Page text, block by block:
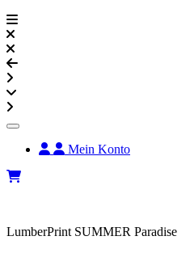
Mein Konto
LumberPrint SUMMER Paradise